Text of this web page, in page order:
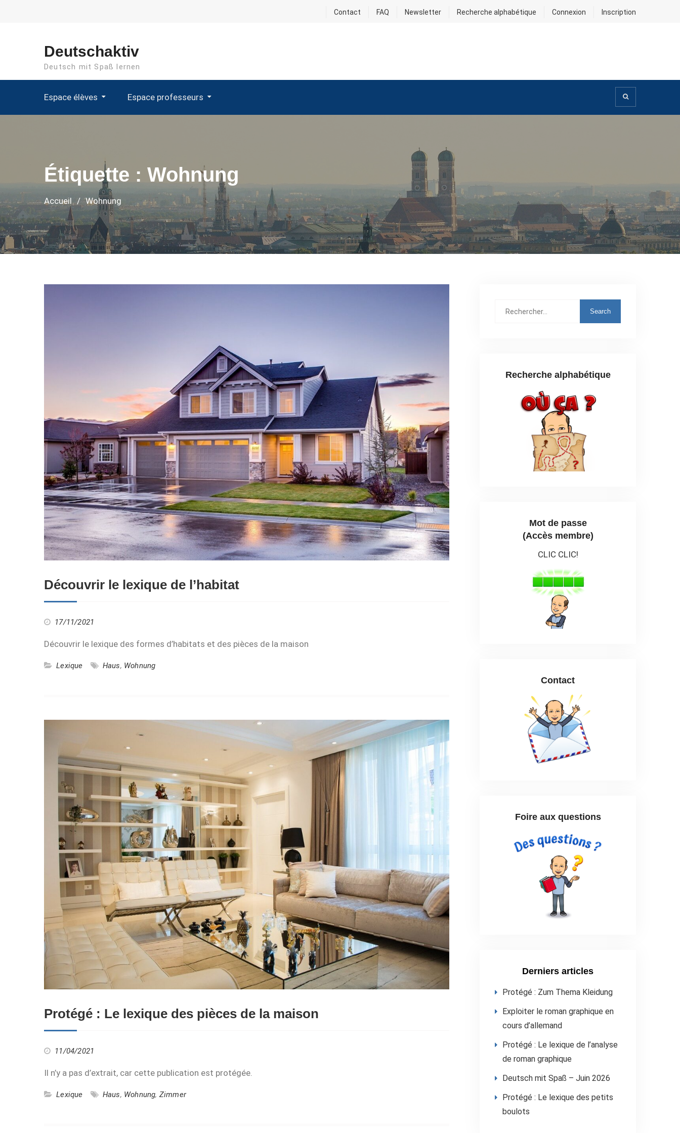
Contact FAQ Newsletter Recherche alphabétique Connexion Inscription
Deutschaktiv
Deutsch mit Spaß lernen
Espace élèves Espace professeurs
Étiquette : Wohnung
Accueil Wohnung
Découvrir le lexique de l’habitat
17/11/2021
Découvrir le lexique des formes d’habitats et des pièces de la maison
Lexique Haus, Wohnung
Protégé : Le lexique des pièces de la maison
11/04/2021
Il n’y a pas d’extrait, car cette publication est protégée.
Lexique Haus, Wohnung, Zimmer
Rechercher
Recherche alphabétique
Mot de passe
(Accès membre)
CLIC CLIC!
Contact
Foire aux questions
Derniers articles
Protégé : Zum Thema Kleidung
Exploiter le roman graphique en
cours d’allemand
Protégé : Le lexique de l’analyse
de roman graphique
Deutsch mit Spaß – Juin 2026
Protégé : Le lexique des petits
boulots